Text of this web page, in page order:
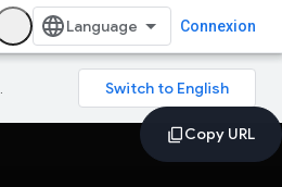
Connexion